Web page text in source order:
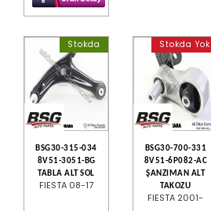
Stokda
BSG30-315-034
8V51-3051-BG
TABLA ALT SOL
FIESTA 08-17
Stokda Yok
BSG30-700-331
8V51-6P082-AC
ŞANZIMAN ALT
TAKOZU
FIESTA 2001-